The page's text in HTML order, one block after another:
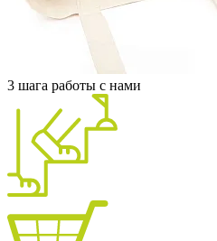
3 шага работы с нами